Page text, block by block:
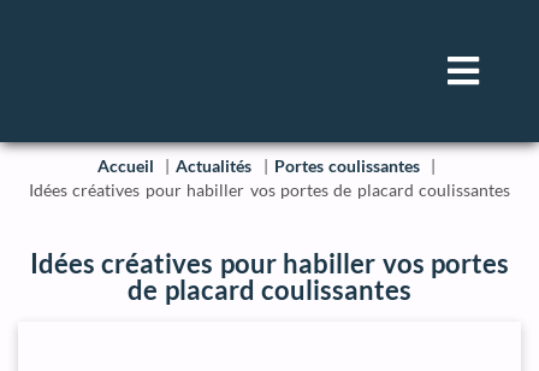
Accueil Actualités
Portes coulissantes
Idées créatives pour habiller vos portes de placard coulissantes
Idées créatives pour habiller vos portes
de placard coulissantes